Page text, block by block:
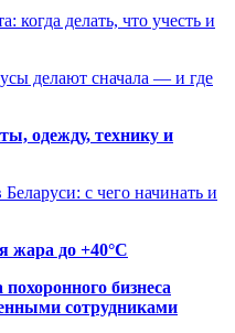
когда делать, что учесть и
делают сначала — и где
одежду, технику и
с чего начинать и
жара до +40°C
бизнеса
сотрудниками